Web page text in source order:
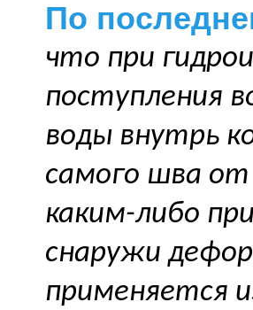
По
что при
поступления
воды внутрь
самого шва от
каким-либо
снаружи
применяется